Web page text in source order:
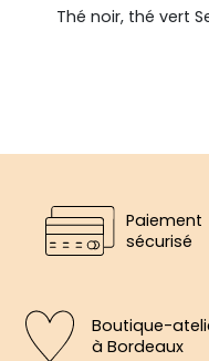
Thé noir, thé vert
Paiement
sécurisé
Boutique-
à Bordeaux